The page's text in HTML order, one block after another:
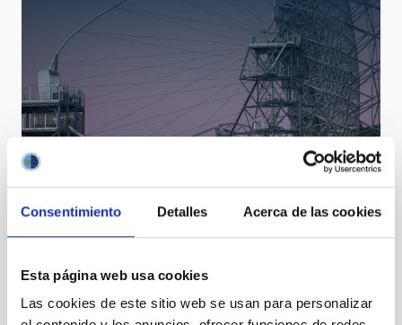
Consentimiento Detalles Acerca de las cookies
Esta página web usa cookies
Las cookies de este sitio web se usan para personalizar
LST
Large Size Telescopes
Telescope
Imaging Nocturnal Ø 2300.00 cm